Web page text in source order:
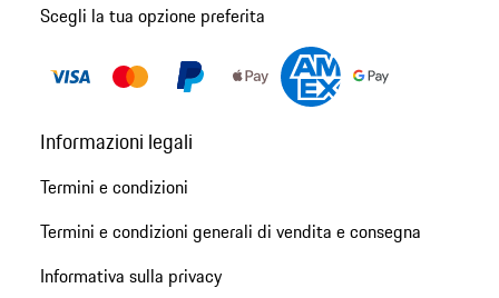
Scegli la tua opzione preferita
Informazioni legali
Termini e condizioni
Termini e condizioni generali di vendita e consegna
Informativa sulla privacy